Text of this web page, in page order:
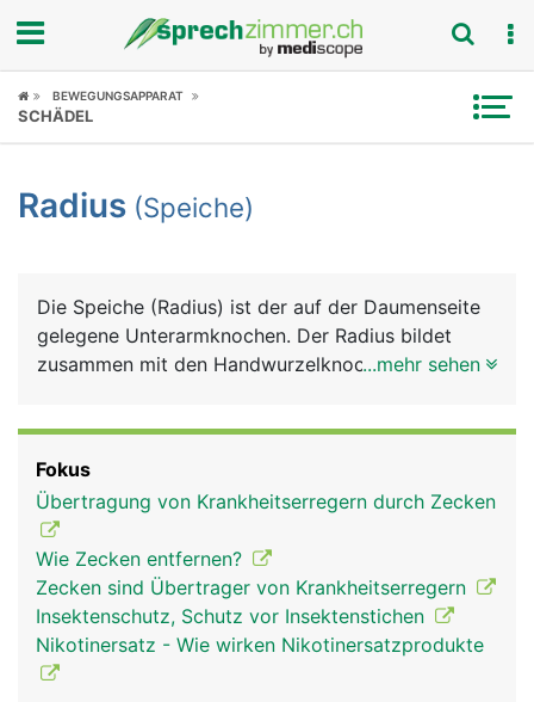
Fokus
Symptome
News
Rubriken
BEWEGUNGSAPPARAT
SCHÄDEL
Radius (Speiche)
Die Speiche (Radius) ist der auf der Daumenseite
gelegene Unterarmknochen. Der Radius bildet
zusammen mit den Handwurzelknochen den
...mehr sehen
Fokus
Übertragung von Krankheitserregern durch Zecken
Wie Zecken entfernen?
Zecken sind Übertrager von Krankheitserregern
Insektenschutz, Schutz vor Insektenstichen
Nikotinersatz - Wie wirken Nikotinersatzprodukte